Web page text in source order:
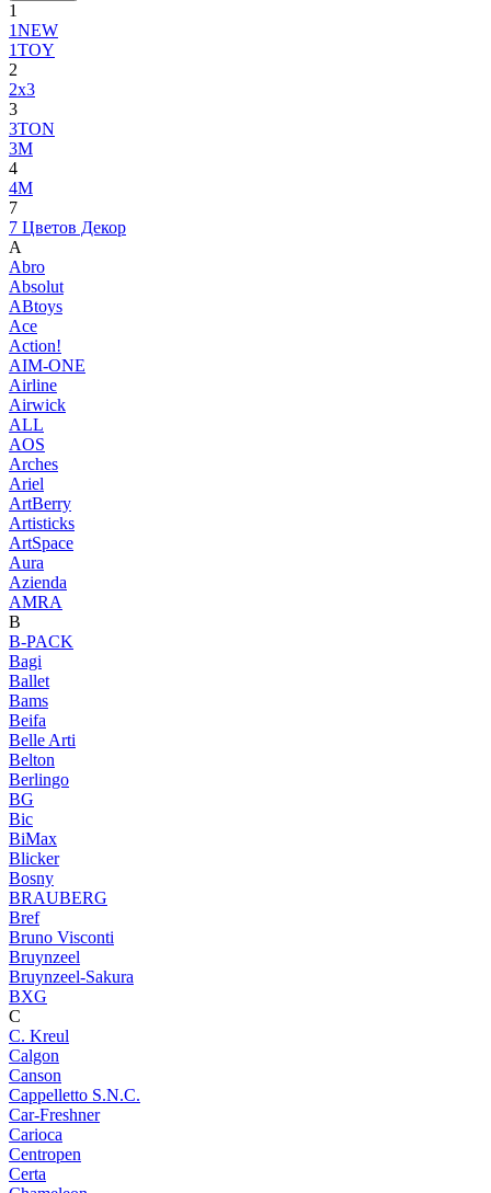
1
1NEW
1TOY
2
2x3
3
3TON
3М
4
4M
7
7 Цветов Декор
A
Abro
Absolut
ABtoys
Ace
Action!
AIM-ONE
Airline
Airwick
ALL
AOS
Arches
Ariel
ArtBerry
Artisticks
ArtSpace
Aura
Azienda
AМRA
B
B-PACK
Bagi
Ballet
Bams
Beifa
Belle Arti
Belton
Berlingo
BG
Bic
BiMax
Blicker
Bosny
BRAUBERG
Bref
Bruno Visconti
Bruynzeel
Bruynzeel-Sakura
BXG
C
C. Kreul
Calgon
Canson
Cappelletto S.N.C.
Car-Freshner
Carioca
Centropen
Certa